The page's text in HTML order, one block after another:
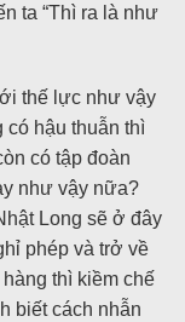
ta “Thì ra là như
thế lực như vậy
có hậu thuẫn thì
có tập đoàn
như vậy nữa?
Long sẽ ở đây
phép và trở về
thì kiềm chế
biết cách nhẫn